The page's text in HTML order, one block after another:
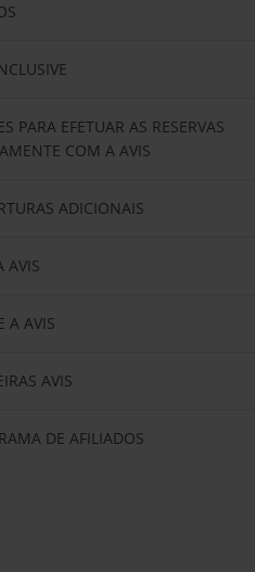
PARA EFETUAR AS RESERVAS
COM A AVIS
ADICIONAIS
AVIS
A AVIS
AVIS
DE AFILIADOS